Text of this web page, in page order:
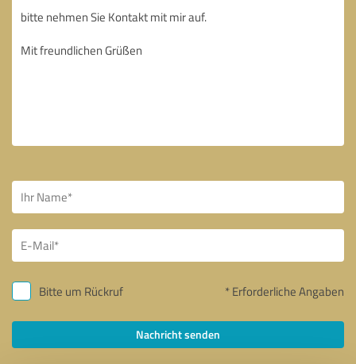
Bitte um Rückruf * Erforderliche Angaben
Nachricht senden